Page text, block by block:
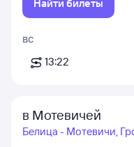
Найти билеты
вс
13:22
в Мотевичей
Белица - Мотевичи,